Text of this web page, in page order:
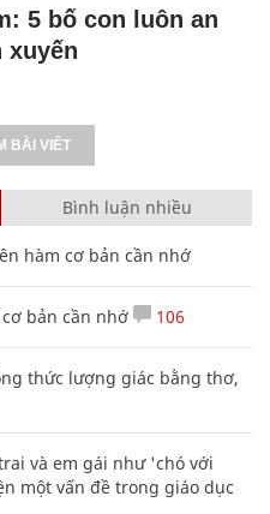
5 bố con luôn an
xuyến
BÀI VIẾT
Bình luận nhiều
hàm cơ bản cần nhớ
bản cần nhớ 106
thức lượng giác bằng thơ,
và em gái như 'chó với
một vấn đề trong giáo dục